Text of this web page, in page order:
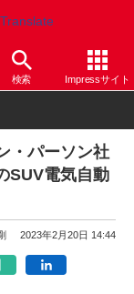
Translate
検索 Impressサイト
・パーソン社
SUV電気自動
2023年2月20日 14:44